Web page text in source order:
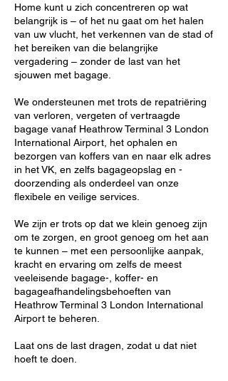
Home kunt u zich concentreren op wat
belangrijk is – of het nu gaat om het halen
van uw vlucht, het verkennen van de stad of
het bereiken van die belangrijke
vergadering – zonder de last van het
sjouwen met bagage.
We ondersteunen met trots de repatriëring
van verloren, vergeten of vertraagde
bagage vanaf Heathrow Terminal 3 London
International Airport, het ophalen en
bezorgen van koffers van en naar elk adres
in het VK, en zelfs bagageopslag en -
doorzending als onderdeel van onze
flexibele en veilige services.
We zijn er trots op dat we klein genoeg zijn
om te zorgen, en groot genoeg om het aan
te kunnen – met een persoonlijke aanpak,
kracht en ervaring om zelfs de meest
veeleisende bagage-, koffer- en
bagageafhandelingsbehoeften van
Heathrow Terminal 3 London International
Airport te beheren.
Laat ons de last dragen, zodat u dat niet
hoeft te doen.